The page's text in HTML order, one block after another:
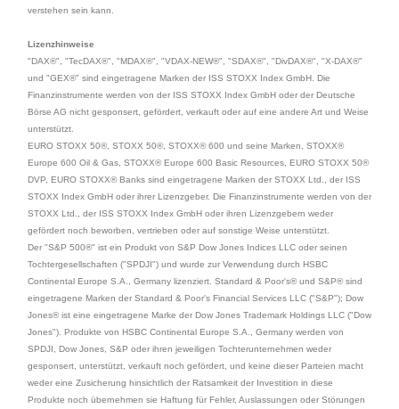
verstehen sein kann.
Lizenzhinweise
"DAX®", "TecDAX®", "MDAX®", "VDAX-NEW®", "SDAX®", "DivDAX®", "X-DAX®"
und "GEX®" sind eingetragene Marken der ISS STOXX Index GmbH. Die
Finanzinstrumente werden von der ISS STOXX Index GmbH oder der Deutsche
Börse AG nicht gesponsert, gefördert, verkauft oder auf eine andere Art und Weise
unterstützt.
EURO STOXX 50®, STOXX 50®, STOXX® 600 und seine Marken, STOXX®
Europe 600 Oil & Gas, STOXX® Europe 600 Basic Resources, EURO STOXX 50®
DVP, EURO STOXX® Banks sind eingetragene Marken der STOXX Ltd., der ISS
STOXX Index GmbH oder ihrer Lizenzgeber. Die Finanzinstrumente werden von der
STOXX Ltd., der ISS STOXX Index GmbH oder ihren Lizenzgebern weder
gefördert noch beworben, vertrieben oder auf sonstige Weise unterstützt.
Der "S&P 500®" ist ein Produkt von S&P Dow Jones Indices LLC oder seinen
Tochtergesellschaften ("SPDJI") und wurde zur Verwendung durch HSBC
Continental Europe S.A., Germany lizenziert. Standard & Poor's® und S&P® sind
eingetragene Marken der Standard & Poor's Financial Services LLC ("S&P"); Dow
Jones® ist eine eingetragene Marke der Dow Jones Trademark Holdings LLC ("Dow
Jones"). Produkte von HSBC Continental Europe S.A., Germany werden von
SPDJI, Dow Jones, S&P oder ihren jeweiligen Tochterunternehmen weder
gesponsert, unterstützt, verkauft noch gefördert, und keine dieser Parteien macht
weder eine Zusicherung hinsichtlich der Ratsamkeit der Investition in diese
Produkte noch übernehmen sie Haftung für Fehler, Auslassungen oder Störungen